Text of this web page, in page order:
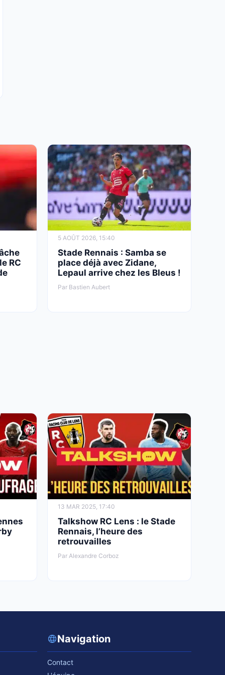
RC
5 AOÛT 2026, 15:40
Stade Rennais : Samba se
place déjà avec Zidane,
Lepaul arrive chez les Bleus !
Par Bastien Aubert
13 MAR 2025, 17:40
Talkshow RC Lens : le Stade
Rennais, l’heure des
retrouvailles
Par Alexandre Corboz
Navigation
Contact